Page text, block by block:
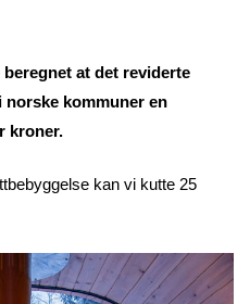
at det reviderte
kommuner en
kroner.
kan vi kutte 25